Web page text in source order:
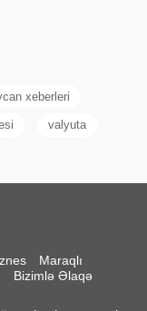
xeberleri
valyuta
Maraqlı
Bizimlə Əlaqə